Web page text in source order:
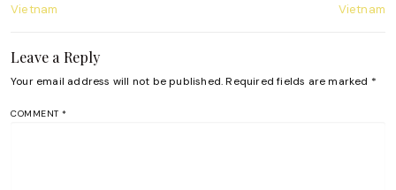
Vietnam
Vietnam
Leave a Reply
Your email address will not be published. Required fields are marked *
COMMENT *